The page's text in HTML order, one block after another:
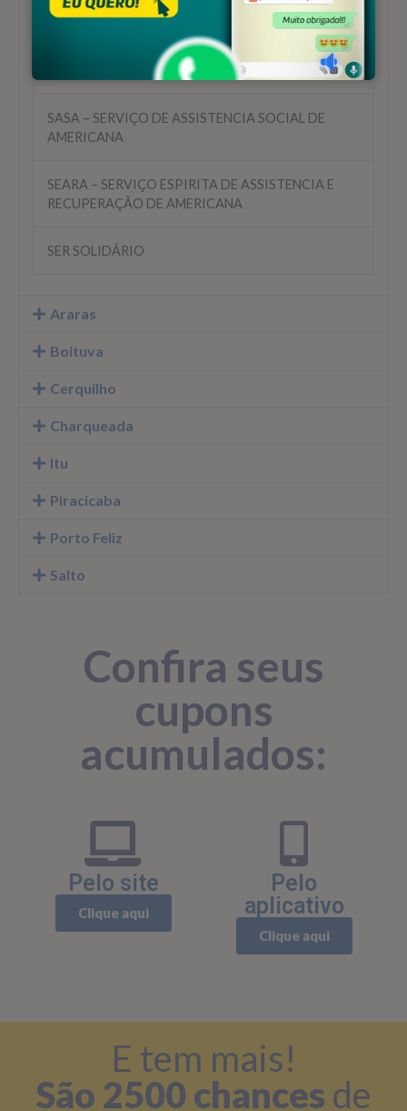
PROJETO UMA VIDA NOVA
RESIDENCIA INCLUSIVA PARA JOVENS E ADULTOS
COM DEFICIENCIA
SASA – SERVIÇO DE ASSISTENCIA SOCIAL DE
AMERICANA
SEARA – SERVIÇO ESPIRITA DE ASSISTENCIA E
RECUPERAÇÃO DE AMERICANA
SER SOLIDÁRIO
Araras
Boituva
Cerquilho
Charqueada
Itu
Piracicaba
Porto Feliz
Salto
Confira seus
cupons
acumulados:
Pelo site
Clique aqui
Pelo
aplicativo
Clique aqui
E tem mais!
São 2500 chances de